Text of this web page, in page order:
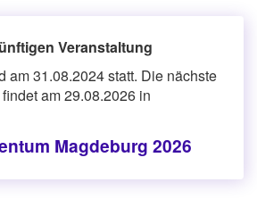
Veranstaltung
am 31.08.2024 statt. Die nächste
am 29.08.2026 in
Magdeburg 2026